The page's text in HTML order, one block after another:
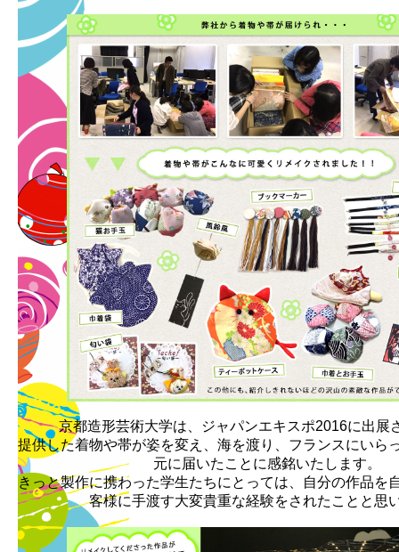
京都造形芸術大学は、ジャパンエキスポ2016に出展
提供した着物や帯が姿を変え、海を渡り、フランスにいら
元に届いたことに感銘いたします。
きっと製作に携わった学生たちにとっては、自分の作品を
客様に手渡す大変貴重な経験をされたことと思